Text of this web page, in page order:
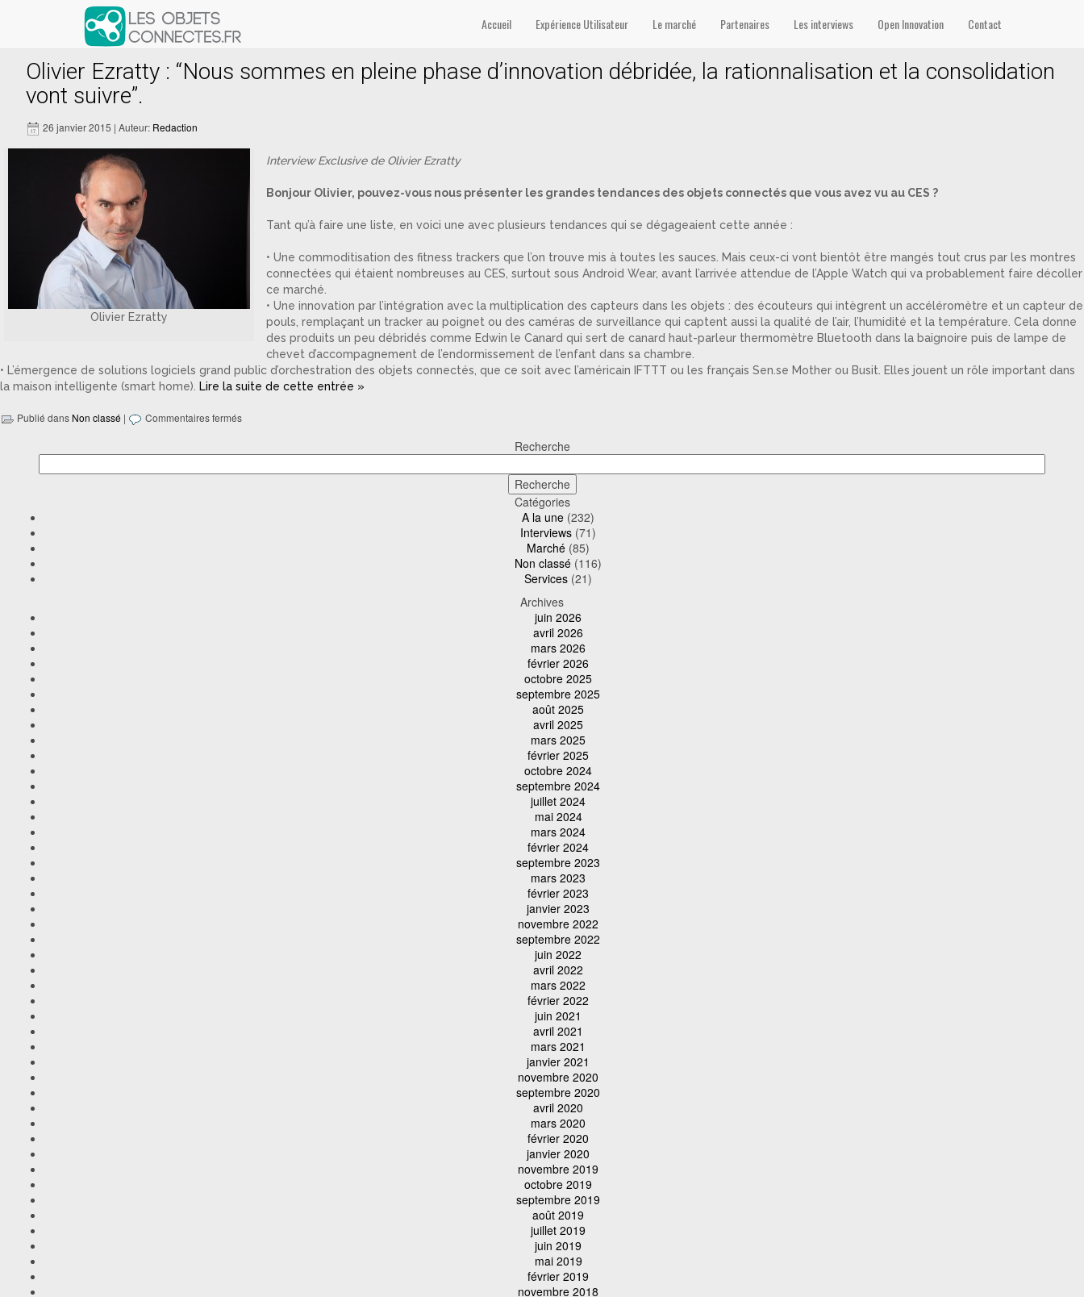
Accueil Expérience Utilisateur Le marché Partenaires Les interviews Open Innovation Contact
Articles avec le tag ‘GAFA’
Olivier Ezratty : “Nous sommes en pleine phase d’innovation débridée, la rationnalisation et la consolidation
vont suivre”.
26 janvier 2015 | Auteur: Redaction
Olivier Ezratty
Interview Exclusive de Olivier Ezratty
Bonjour Olivier, pouvez-vous nous présenter les grandes tendances des objets connectés que vous avez vu au CES ?
Tant qu’à faire une liste, en voici une avec plusieurs tendances qui se dégageaient cette année :
• Une commoditisation des fitness trackers que l’on trouve mis à toutes les sauces. Mais ceux-ci vont bientôt être mangés tout crus par les montres
connectées qui étaient nombreuses au CES, surtout sous Android Wear, avant l’arrivée attendue de l’Apple Watch qui va probablement faire décoller
ce marché.
• Une innovation par l’intégration avec la multiplication des capteurs dans les objets : des écouteurs qui intègrent un accéléromètre et un capteur de
pouls, remplaçant un tracker au poignet ou des caméras de surveillance qui captent aussi la qualité de l’air, l’humidité et la température. Cela donne
des produits un peu débridés comme Edwin le Canard qui sert de canard haut-parleur thermomètre Bluetooth dans la baignoire puis de lampe de
chevet d’accompagnement de l’endormissement de l’enfant dans sa chambre.
• L’émergence de solutions logiciels grand public d’orchestration des objets connectés, que ce soit avec l’américain IFTTT ou les français Sen.se Mother ou Busit. Elles jouent un rôle important dans
la maison intelligente (smart home).
Lire la suite de cette entrée »
Publié dans Non classé | Commentaires fermés
Recherche
Catégories
A la une (232)
Interviews (71)
Marché (85)
Non classé (116)
Services (21)
Archives
juin 2026
avril 2026
mars 2026
février 2026
octobre 2025
septembre 2025
août 2025
avril 2025
mars 2025
février 2025
octobre 2024
septembre 2024
juillet 2024
mai 2024
mars 2024
février 2024
septembre 2023
mars 2023
février 2023
janvier 2023
novembre 2022
septembre 2022
juin 2022
avril 2022
mars 2022
février 2022
juin 2021
avril 2021
mars 2021
janvier 2021
novembre 2020
septembre 2020
avril 2020
mars 2020
février 2020
janvier 2020
novembre 2019
octobre 2019
septembre 2019
août 2019
juillet 2019
juin 2019
mai 2019
février 2019
novembre 2018